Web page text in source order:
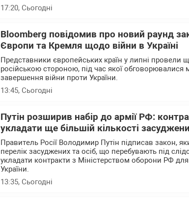
17:20, Сьогодні
Bloomberg повідомив про новий раунд
Європи та Кремля щодо війни в Україні
Представники європейських країн у липні провели
російською стороною, під час якої обговорювалися
завершення війни проти України.
13:45, Сьогодні
Путін розширив набір до армії РФ:
укладати ще більшій кількості
Правитель Росії Володимир Путін підписав закон,
перелік засуджених та осіб, що перебувають під
укладати контракти з Міністерством оборони РФ для
України.
13:35, Сьогодні